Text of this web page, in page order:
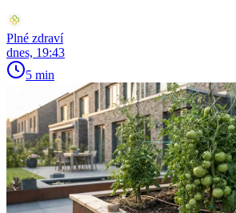
Plné zdraví
dnes, 19:43
5 min